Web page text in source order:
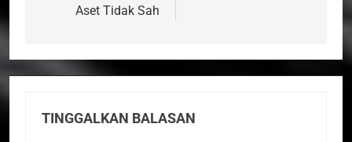
Aset Tidak Sah
TINGGALKAN BALASAN